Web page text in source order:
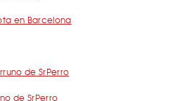
en Barcelona
de SrPerro
de SrPerro